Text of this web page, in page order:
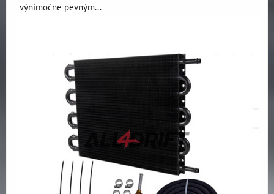
výnimočne pevným...